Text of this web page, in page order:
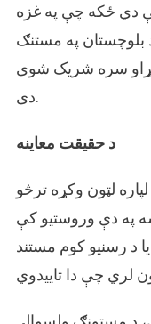
دي ځکه چې په غزه
بلوچستان په مستنګ
سره شریک شوی
دی.
د حقیقت معاینه
لټون وکړه ترڅو
په دې وروستیو کې
د رسنیو کوم مستند